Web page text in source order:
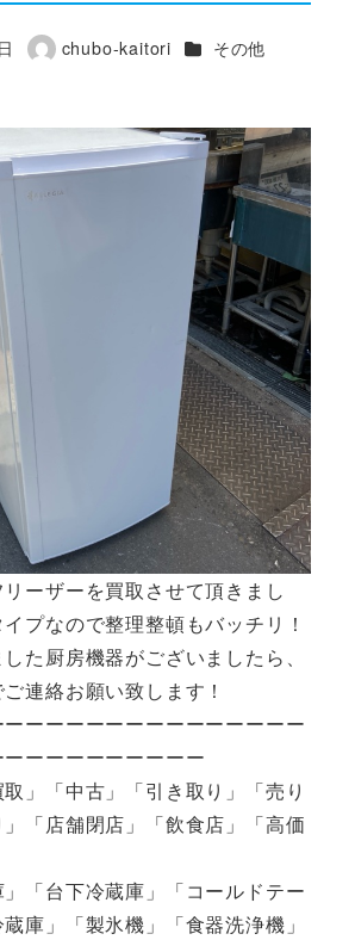
著
chubo-kaitori カテゴリー
その他
ーザーを買取させて頂きまし
プなので整理整頓もバッチリ！
た厨房機器がございましたら、
連絡お願い致します！
ーーーーーーーーーーーーーー
ーーーーーーーーー
」「中古」「引き取り」「売り
「店舗閉店」「飲食店」「高価
」「台下冷蔵庫」「コールドテー
庫」「製氷機」「食器洗浄機」